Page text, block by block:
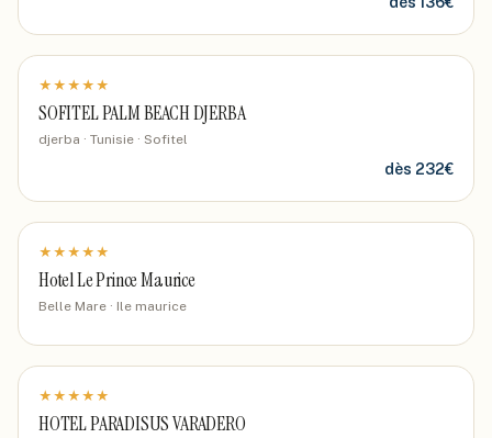
★ ★ ★ ★ ★
SOFITEL PALM BEACH DJERBA
djerba · Tunisie · Sofitel
dès 232€
★ ★ ★ ★ ★
Hotel Le Prince Maurice
Belle Mare · Ile maurice
★ ★ ★ ★ ★
HOTEL PARADISUS VARADERO